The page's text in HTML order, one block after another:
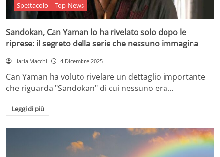
Spettacolo Top-News
Sandokan, Can Yaman lo ha rivelato solo dopo le
riprese: il segreto della serie che nessuno immagina
Ilaria Macchi 4 Dicembre 2025
Can Yaman ha voluto rivelare un dettaglio importante
che riguarda "Sandokan" di cui nessuno era…
Leggi di più